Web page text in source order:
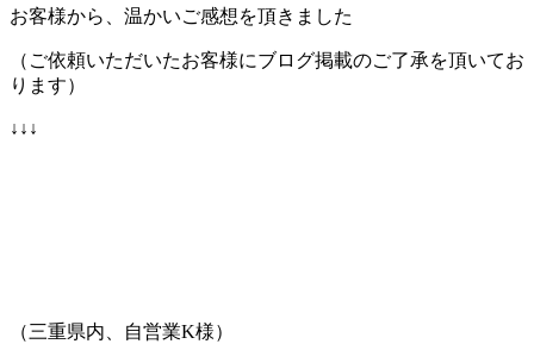
お客様から、温かいご感想を頂きました
（ご依頼いただいたお客様にブログ掲載のご了承を頂いてお
ります）
↓↓↓
（三重県内、自営業K様）